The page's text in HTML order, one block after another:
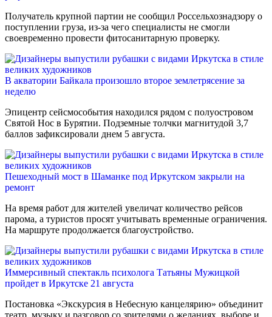
Получатель крупной партии не сообщил Россельхознадзору о
поступлении груза, из-за чего специалисты не смогли
своевременно провести фитосанитарную проверку.
В акватории Байкала произошло второе землетрясение за
неделю
Эпицентр сейсмособытия находился рядом с полуостровом
Святой Нос в Бурятии. Подземные толчки магнитудой 3,7
баллов зафиксировали днем 5 августа.
Пешеходный мост в Шаманке под Иркутском закрыли на
ремонт
На время работ для жителей увеличат количество рейсов
парома, а туристов просят учитывать временные ограничения.
На маршруте продолжается благоустройство.
Иммерсивный спектакль психолога Татьяны Мужицкой
пройдет в Иркутске 21 августа
Постановка «Экскурсия в Небесную канцелярию» объединит
театр, музыку и разговор со зрителями о желаниях, выборе и